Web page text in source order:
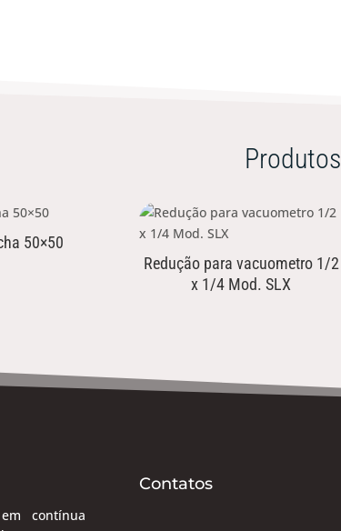
Produtos
50×50
Redução para vacuometro 1/2
x 1/4 Mod. SLX
contínua
Contatos